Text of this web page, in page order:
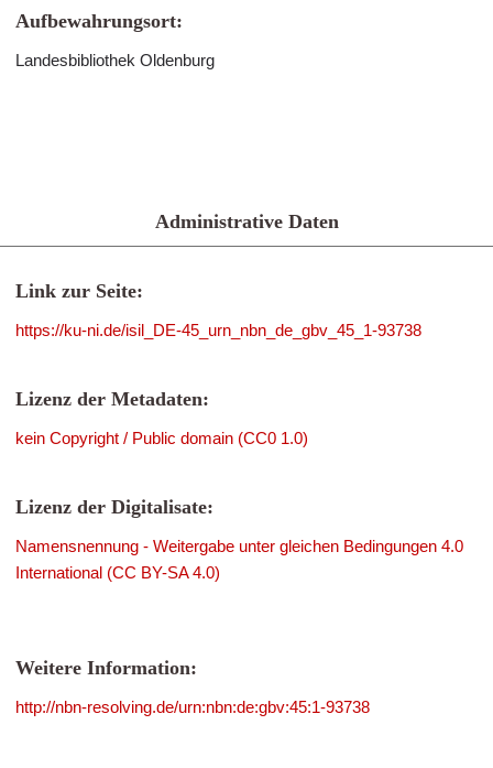
Aufbewahrungsort:
Landesbibliothek Oldenburg
Administrative Daten
Link zur Seite:
https://ku-ni.de/isil_DE-45_urn_nbn_de_gbv_45_1-93738
Lizenz der Metadaten:
kein Copyright / Public domain (CC0 1.0)
Lizenz der Digitalisate:
Namensnennung - Weitergabe unter gleichen Bedingungen 4.0
International (CC BY-SA 4.0)
Weitere Information:
http://nbn-resolving.de/urn:nbn:de:gbv:45:1-93738